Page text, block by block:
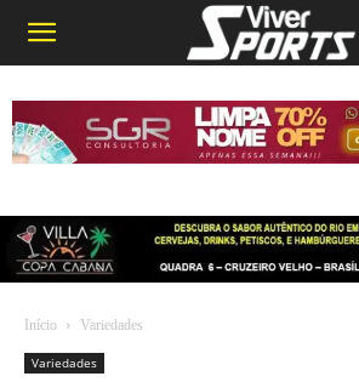
Início Variedades
Variedades